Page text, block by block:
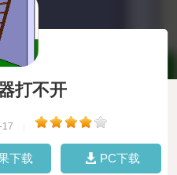
打不开
17
下载 PC下载